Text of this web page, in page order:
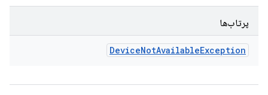
پرتاب‌ها
DeviceNotAvailableException